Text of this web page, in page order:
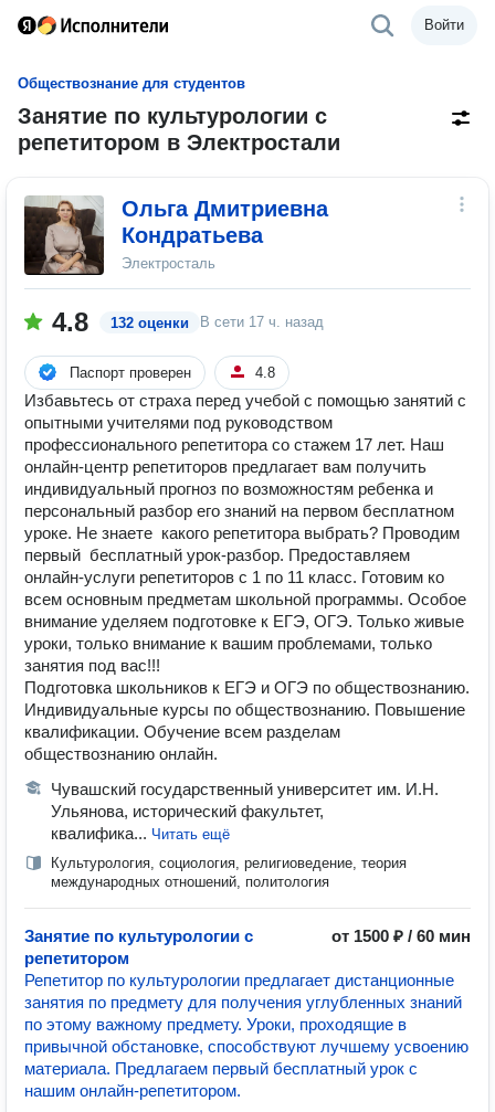
Войти
Обществознание для студентов
Занятие по культурологии с
репетитором в Электростали
Ольга Дмитриевна
Кондратьева
Электросталь
4.8 132 оценки В сети 17 ч. назад
Паспорт проверен 4.8
Избавьтесь от страха перед учебой с помощью занятий с
опытными учителями под руководством
профессионального репетитора со стажем 17 лет. Наш
онлайн-центр репетиторов предлагает вам получить
индивидуальный прогноз по возможностям ребенка и
персональный разбор его знаний на первом бесплатном
уроке. Не знаете какого репетитора выбрать? Проводим
первый бесплатный урок-разбор. Предоставляем
онлайн-услуги репетиторов с 1 по 11 класс. Готовим ко
всем основным предметам школьной программы. Особое
внимание уделяем подготовке к ЕГЭ, ОГЭ. Только живые
уроки, только внимание к вашим проблемами, только
занятия под вас!!!
Подготовка школьников к ЕГЭ и ОГЭ по обществознанию.
Индивидуальные курсы по обществознанию. Повышение
квалификации. Обучение всем разделам
обществознанию онлайн.
Чувашский государственный университет им. И.Н.
Ульянова, исторический факультет,
квалифика... Читать ещё
Культурология, социология, религиоведение, теория
международных отношений, политология
Занятие по культурологии с
репетитором
от 1500 ₽ / 60 мин
Репетитор по культурологии предлагает дистанционные
занятия по предмету для получения углубленных знаний
по этому важному предмету. Уроки, проходящие в
привычной обстановке, способствуют лучшему усвоению
материала. Предлагаем первый бесплатный урок с
нашим онлайн-репетитором.